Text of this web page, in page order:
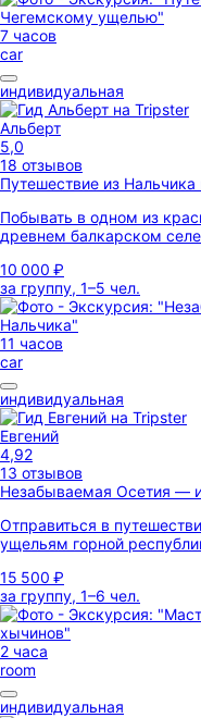
7 часов
car
индивидуальная
Альберт
5,0
18 отзывов
Путешествие из
Побывать в одном из
древнем балкарском
10 000 ₽
за группу, 1–5 чел.
11 часов
car
индивидуальная
Евгений
4,92
13 отзывов
Незабываемая Осетия —
Отправиться в
ущельям горной
15 500 ₽
за группу, 1–6 чел.
2 часа
room
индивидуальная